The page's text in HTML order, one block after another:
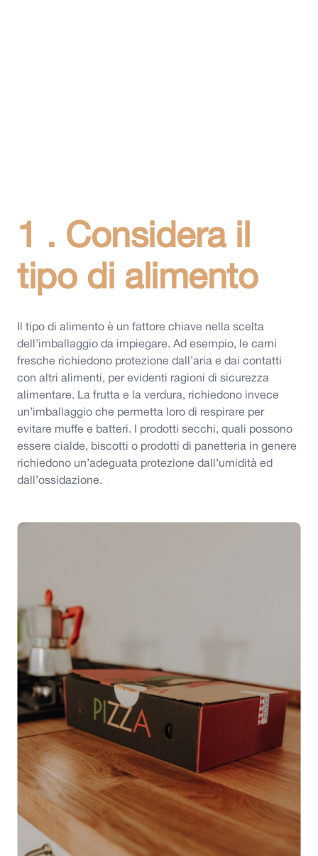
1 . Considera il
tipo di alimento
Il tipo di alimento è un fattore chiave nella scelta
dell’imballaggio da impiegare. Ad esempio, le carni
fresche richiedono protezione dall’aria e dai contatti
con altri alimenti, per evidenti ragioni di sicurezza
alimentare. La frutta e la verdura, richiedono invece
un’imballaggio che permetta loro di respirare per
evitare muffe e batteri. I prodotti secchi, quali possono
essere cialde, biscotti o prodotti di panetteria in genere
richiedono un’adeguata protezione dall’umidità ed
dall’ossidazione.